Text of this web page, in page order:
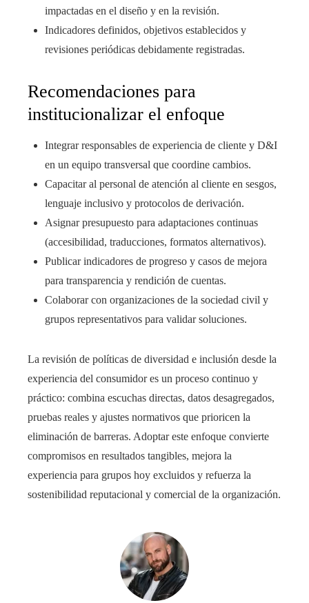
impactadas en el diseño y en la revisión.
Indicadores definidos, objetivos establecidos y
revisiones periódicas debidamente registradas.
Recomendaciones para
institucionalizar el enfoque
Integrar responsables de experiencia de cliente y D&I
en un equipo transversal que coordine cambios.
Capacitar al personal de atención al cliente en sesgos,
lenguaje inclusivo y protocolos de derivación.
Asignar presupuesto para adaptaciones continuas
(accesibilidad, traducciones, formatos alternativos).
Publicar indicadores de progreso y casos de mejora
para transparencia y rendición de cuentas.
Colaborar con organizaciones de la sociedad civil y
grupos representativos para validar soluciones.
La revisión de políticas de diversidad e inclusión desde la
experiencia del consumidor es un proceso continuo y
práctico: combina escuchas directas, datos desagregados,
pruebas reales y ajustes normativos que prioricen la
eliminación de barreras. Adoptar este enfoque convierte
compromisos en resultados tangibles, mejora la
experiencia para grupos hoy excluidos y refuerza la
sostenibilidad reputacional y comercial de la organización.